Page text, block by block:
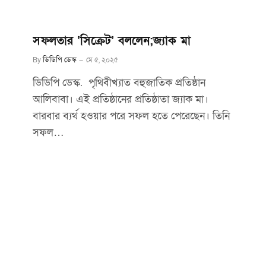
সফলতার ‘সিক্রেট’ বললেন;জ্যাক মা
Byডিডিপি ডেস্ক মে ৫, ২০২৫
ডিডিপি ডেস্ক. পৃথিবীখ্যাত বহুজাতিক প্রতিষ্ঠান
আলিবাবা। এই প্রতিষ্ঠানের প্রতিষ্ঠাতা জ্যাক মা।
বারবার ব্যর্থ হওয়ার পরে সফল হতে পেরেছেন। তিনি
সফল…